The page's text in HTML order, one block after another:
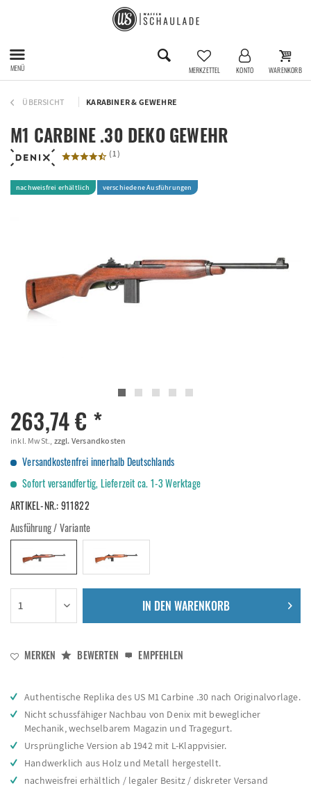
MENÜ MERKZETTEL KONTO WARENKORB
ÜBERSICHT KARABINER & GEWEHRE
M1 CARBINE .30 DEKO GEWEHR
(1)
nachweisfrei erhältlich verschiedene Ausführungen
263,74 € *
inkl. MwSt., zzgl. Versandkosten
Versandkostenfrei innerhalb Deutschlands
Sofort versandfertig, Lieferzeit ca. 1-3 Werktage
ARTIKEL-NR.:911822
Ausführung / Variante
IN DEN WARENKORB
MERKEN BEWERTEN EMPFEHLEN
Authentische Replika des US M1 Carbine .30 nach Originalvorlage.
Nicht schussfähiger Nachbau von Denix mit beweglicher
Mechanik, wechselbarem Magazin und Tragegurt.
Ursprüngliche Version ab 1942 mit L-Klappvisier.
Handwerklich aus Holz und Metall hergestellt.
nachweisfrei erhältlich / legaler Besitz / diskreter Versand